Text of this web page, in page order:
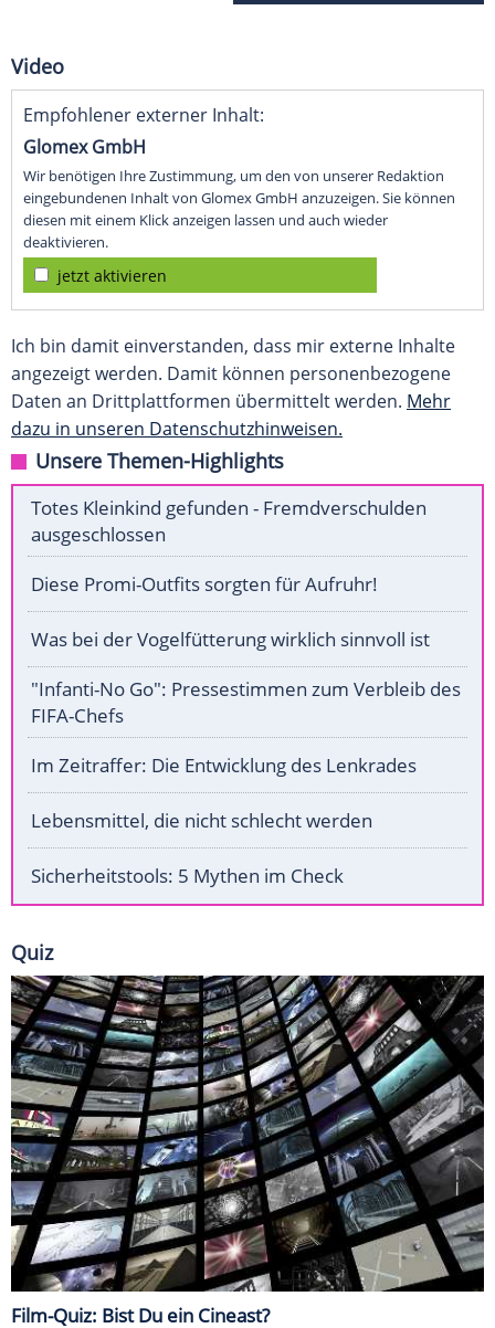
Video
Empfohlener externer Inhalt:
Glomex GmbH
Wir benötigen Ihre Zustimmung, um den von unserer Redaktion
eingebundenen Inhalt von Glomex GmbH anzuzeigen. Sie können
diesen mit einem Klick anzeigen lassen und auch wieder
deaktivieren.
jetzt aktivieren
Ich bin damit einverstanden, dass mir externe Inhalte
angezeigt werden. Damit können personenbezogene
Daten an Drittplattformen übermittelt werden. Mehr
dazu in unseren Datenschutzhinweisen.
Unsere Themen-Highlights
Totes Kleinkind gefunden - Fremdverschulden
ausgeschlossen
Diese Promi-Outfits sorgten für Aufruhr!
Was bei der Vogelfütterung wirklich sinnvoll ist
"Infanti-No Go": Pressestimmen zum Verbleib des
FIFA-Chefs
Im Zeitraffer: Die Entwicklung des Lenkrades
Lebensmittel, die nicht schlecht werden
Sicherheitstools: 5 Mythen im Check
Quiz
Film-Quiz: Bist Du ein Cineast?